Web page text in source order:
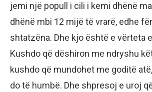
jemi një popull i cili i kemi dhënë
dhënë mbi 12 mijë të vrarë, edhe
shtatzëna. Dhe kjo është e vërteta
Kushdo që dëshiron me ndryshu
kushdo që mundohet me goditë
do të humbë. Dhe shpresoj e uroj